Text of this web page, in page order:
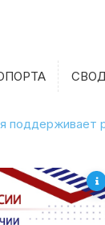
поддерживает